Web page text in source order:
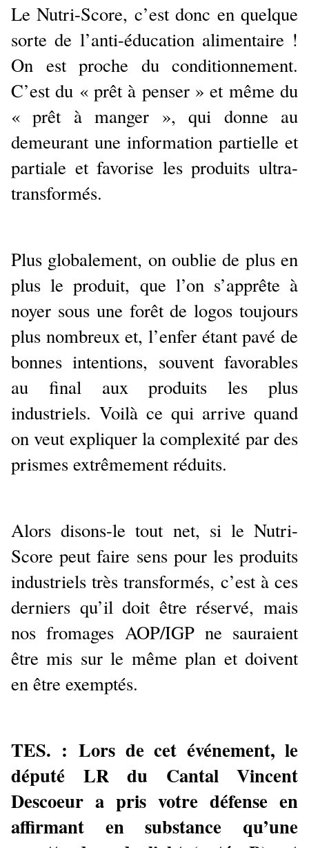
Le Nutri-Score, c’est donc en quelque
sorte de l’anti-éducation alimentaire !
On est proche du conditionnement.
C’est du « prêt à penser » et même du
« prêt à manger », qui donne au
demeurant une information partielle et
partiale et favorise les produits ultra-
transformés.
Plus globalement, on oublie de plus en
plus le produit, que l’on s’apprête à
noyer sous une forêt de logos toujours
plus nombreux et, l’enfer étant pavé de
bonnes intentions, souvent favorables
au final aux produits les plus
industriels. Voilà ce qui arrive quand
on veut expliquer la complexité par des
prismes extrêmement réduits.
Alors disons-le tout net, si le Nutri-
Score peut faire sens pour les produits
industriels très transformés, c’est à ces
derniers qu’il doit être réservé, mais
nos fromages AOP/IGP ne sauraient
être mis sur le même plan et doivent
en être exemptés.
TES. : Lors de cet événement, le
député LR du Cantal Vincent
Descoeur a pris votre défense en
affirmant en substance qu’une